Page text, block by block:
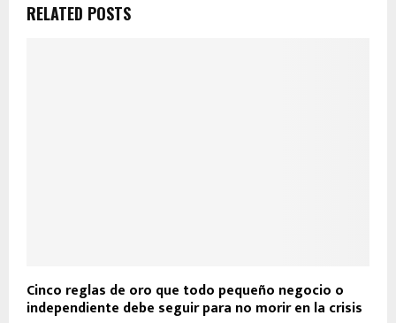
RELATED POSTS
Cinco reglas de oro que todo pequeño negocio o
independiente debe seguir para no morir en la crisis